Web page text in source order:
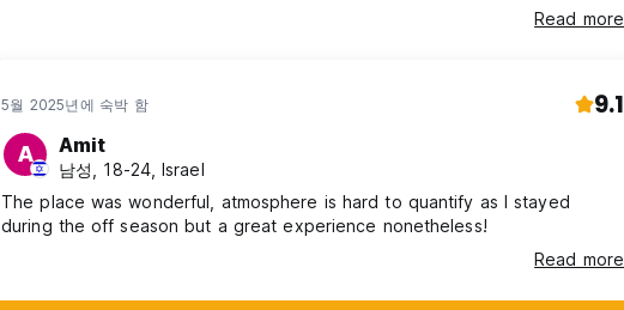
Read more
5월 2025년에 숙박 함 9.1
A Amit
남성, 18-24, Israel
The place was wonderful, atmosphere is hard to quantify as I stayed
during the off season but a great experience nonetheless!
Read more